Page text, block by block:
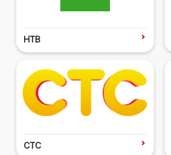
НТВ
СТС